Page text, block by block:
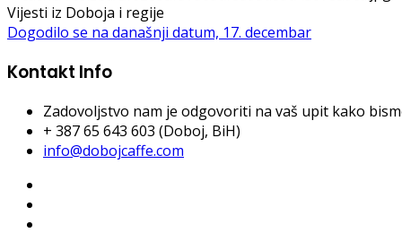
Vijesti iz Doboja i regije
Dogodilo se na današnji datum, 17. decembar
Kontakt Info
Zadovoljstvo nam je odgovoriti na vaš upit kako
+ 387 65 643 603 (Doboj, BiH)
info@dobojcaffe.com